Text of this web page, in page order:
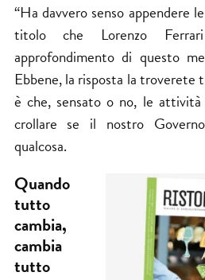
“Ha davvero senso appendere
titolo che Lorenzo
approfondimento di questo
Ebbene, la risposta la troverete
è che, sensato o no, le
crollare se il nostro
qualcosa.
Quando
tutto
cambia,
cambia
tutto